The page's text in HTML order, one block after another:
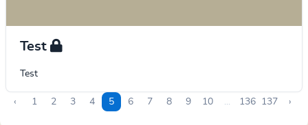
Test
Test
‹ 1 2 3 4 5 6 7 8 9 10 ... 136 137 ›